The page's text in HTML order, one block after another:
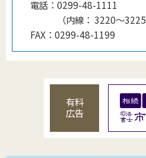
電話： 0299-48-1111
（内線 ： 3220〜3225
FAX： 0299-48-1199
有料
広告